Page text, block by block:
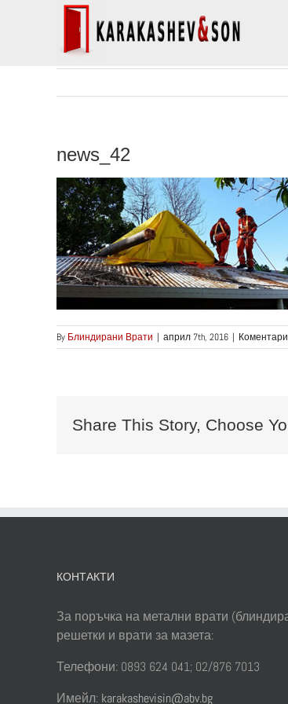
news_42
By Блиндирани Врати | април 7th, 2016 |
Share This Story, Choose
КОНТАКТИ
За поръчка на метални врати
решетки и врати за мазета:
Телефони: 0893 624 041; 02/876 7013
Имейл: karakashevisin@abv.bg